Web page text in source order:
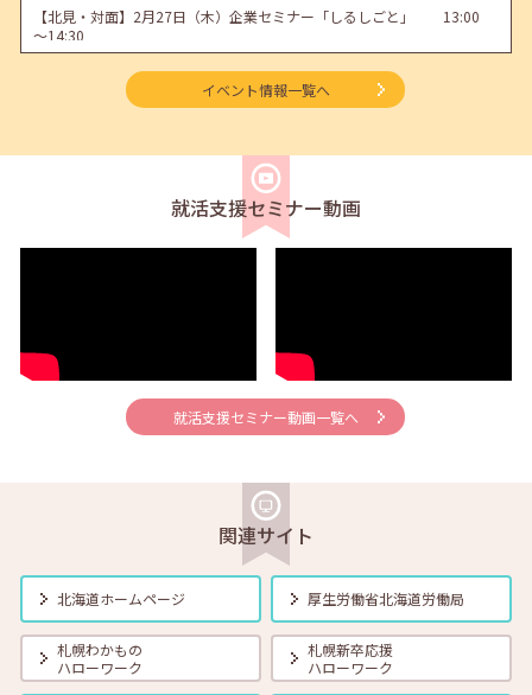
【北見・対面】2月27日（木）企業セミナー「しるしごと」 13:00
～14:30
2025年02月01日(土) セミナー 学生
セミナー 在職者 学生
【函館・対面】2月5日（水）就勝塾 落ち込んだ気分をコントロール
する方法 13:30～14:30
【北見・対面】2月5日（水）就勝塾 「職業興味検査」 13:30～
14:30
2025年02月01日(土) セミナー 在職者 学生 求職者
きれいな字を書く法則～ 11:00～11:40
在職者
【釧路・対面】2月6日（木）就勝塾 仕事で使えるWord講座
13:30~15:00
2025年02月01日(土) 学生 求職者
イベント情報一覧へ
就活支援セミナー動画
就活支援セミナー動画一覧へ
関連サイト
北海道ホームページ 厚生労働省北海道労働局
札幌わかもの
ハローワーク
札幌新卒応援
ハローワーク